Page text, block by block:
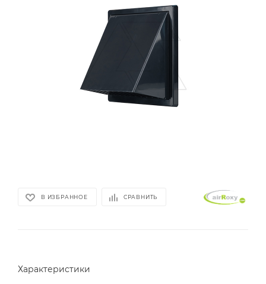
В ИЗБРАННОЕ СРАВНИТЬ
Характеристики